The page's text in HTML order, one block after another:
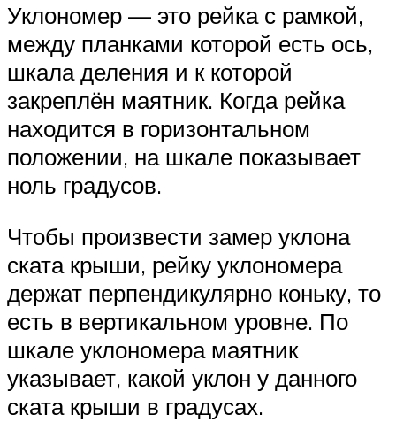
Уклономер — это рейка с рамкой,
между планками которой есть ось,
шкала деления и к которой
закреплён маятник. Когда рейка
находится в горизонтальном
положении, на шкале показывает
ноль градусов.
Чтобы произвести замер уклона
ската крыши, рейку уклономера
держат перпендикулярно коньку, то
есть в вертикальном уровне. По
шкале уклономера маятник
указывает, какой уклон у данного
ската крыши в градусах.